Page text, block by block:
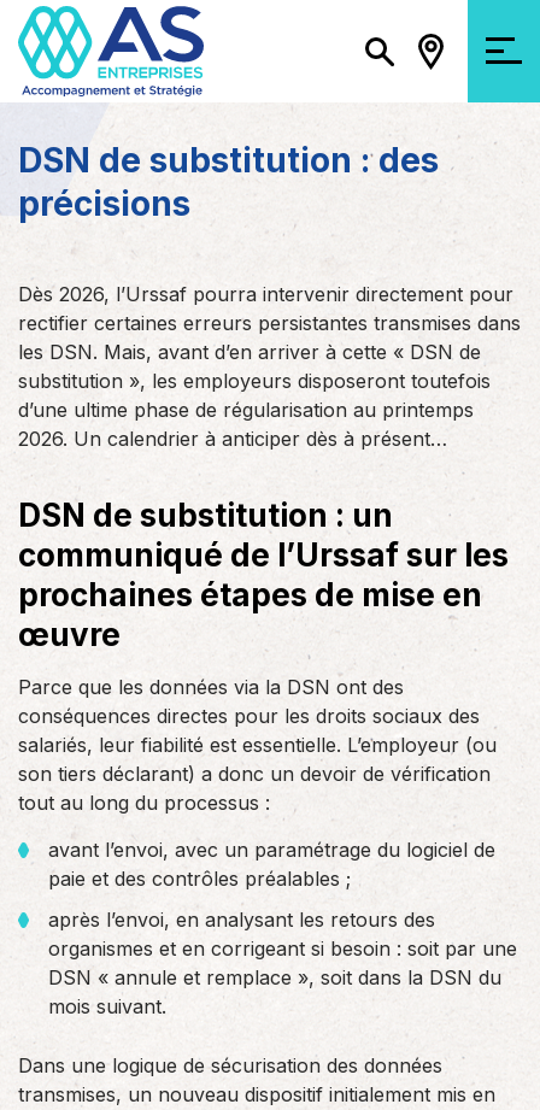
DSN de substitution : des
précisions
Dès 2026, l’Urssaf pourra intervenir directement pour
rectifier certaines erreurs persistantes transmises dans
les DSN. Mais, avant d’en arriver à cette « DSN de
substitution », les employeurs disposeront toutefois
d’une ultime phase de régularisation au printemps
2026. Un calendrier à anticiper dès à présent…
DSN de substitution : un
communiqué de l’Urssaf sur les
prochaines étapes de mise en
œuvre
Parce que les données via la DSN ont des
conséquences directes pour les droits sociaux des
salariés, leur fiabilité est essentielle. L’employeur (ou
son tiers déclarant) a donc un devoir de vérification
tout au long du processus :
avant l’envoi, avec un paramétrage du logiciel de
paie et des contrôles préalables ;
après l’envoi, en analysant les retours des
organismes et en corrigeant si besoin : soit par une
DSN « annule et remplace », soit dans la DSN du
mois suivant.
Dans une logique de sécurisation des données
transmises, un nouveau dispositif initialement mis en